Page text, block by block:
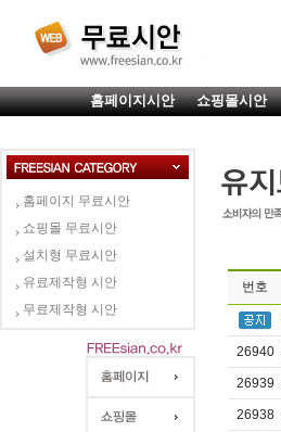
홈페이지시안 쇼핑몰시안
홈페이지 무료시안
쇼핑몰 무료시안
설치형 무료시안
유료제작형 시안
무료제작형 시안
번호
26940
26939
26938